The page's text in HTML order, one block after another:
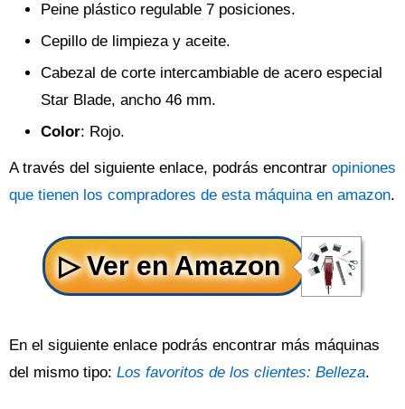
Peine plástico regulable 7 posiciones.
Cepillo de limpieza y aceite.
Cabezal de corte intercambiable de acero especial
Star Blade, ancho 46 mm.
Color: Rojo.
A través del siguiente enlace, podrás encontrar opiniones
que tienen los compradores de esta máquina en amazon.
En el siguiente enlace podrás encontrar más máquinas
del mismo tipo: Los favoritos de los clientes: Belleza.